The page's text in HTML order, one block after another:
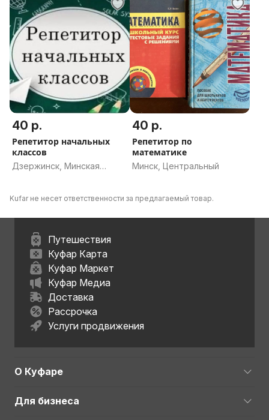
40 р.
Репетитор начальных
классов
Дзержинск, Минская
40 р.
Репетитор по
математике
Минск, Центральный
Kufar не несет ответственности за предлагаемый товар.
Путешествия
Куфар Карта
Куфар Маркет
Куфар Медиа
Доставка
Рассрочка
Услуги продвижения
О Куфаре
Для бизнеса